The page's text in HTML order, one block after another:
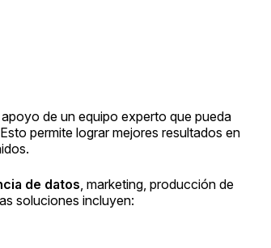
de un equipo experto que pueda
permite lograr mejores resultados en
de datos, marketing, producción de
soluciones incluyen: